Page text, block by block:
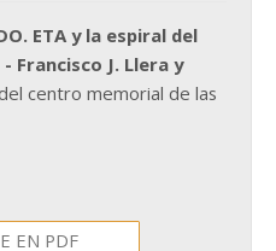
ETA y la espiral del
Francisco J. Llera y
centro memorial de las
EN PDF